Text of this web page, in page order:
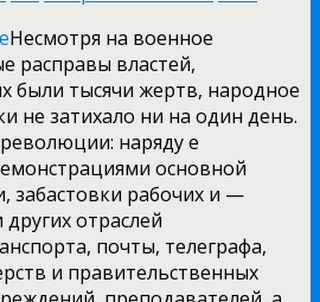
Несмотря на военное
расправы властей,
были тысячи жертв, народное
не затихало ни на один день.
наряду е
основной
забастовки рабочих и —
отраслей
почты, телеграфа,
и правительственных